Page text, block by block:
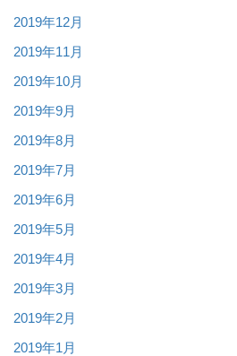
2019年12月
2019年11月
2019年10月
2019年9月
2019年8月
2019年7月
2019年6月
2019年5月
2019年4月
2019年3月
2019年2月
2019年1月